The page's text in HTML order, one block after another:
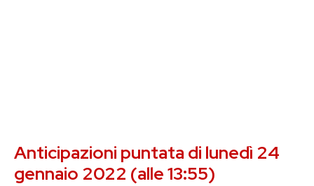
Anticipazioni puntata di lunedì 24
gennaio 2022 (alle 13:55)